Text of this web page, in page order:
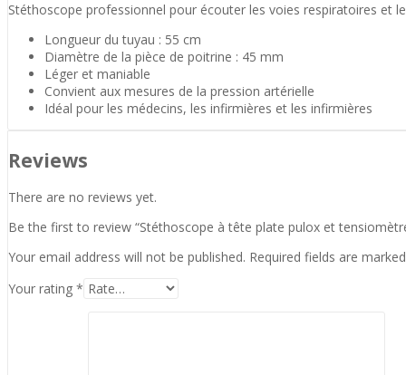
Stéthoscope professionnel pour écouter les voies respiratoires et
Longueur du tuyau : 55 cm
Diamètre de la pièce de poitrine : 45 mm
Léger et maniable
Convient aux mesures de la pression artérielle
Idéal pour les médecins, les infirmières et les infirmières
Reviews
There are no reviews yet.
Be the first to review “Stéthoscope à tête plate pulox et
Your email address will not be published. Required fields are
Your rating *